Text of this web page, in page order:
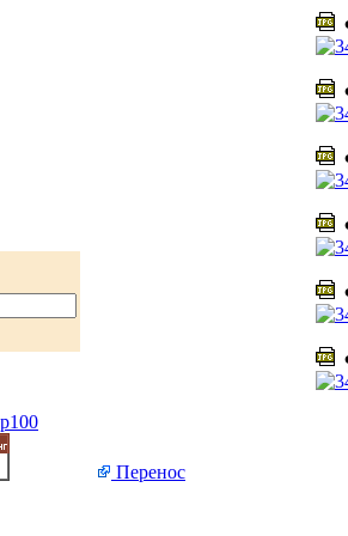
Перенос